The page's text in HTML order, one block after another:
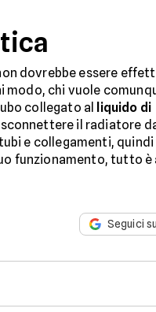
dovrebbe essere
modo, chi vuole
collegato al
liquido di
il radiatore
e collegamenti, quindi
funzionamento, tutto è
Seguici